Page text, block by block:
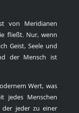
von Meridianen
fließt. Nur, wenn
Geist, Seele und
der Mensch ist
Wert, was
jedes Menschen
der jeder zu einer